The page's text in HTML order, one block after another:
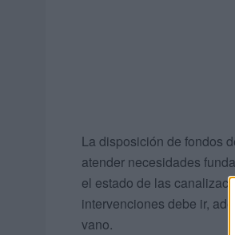
La disposición de fondos
atender necesidades
el estado de las
intervenciones debe ir,
vano.